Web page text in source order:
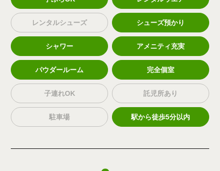
レンタルシューズ シューズ預かり
シャワー アメニティ充実
パウダールーム 完全個室
子連れOK 託児所あり
駐車場 駅から徒歩5分以内